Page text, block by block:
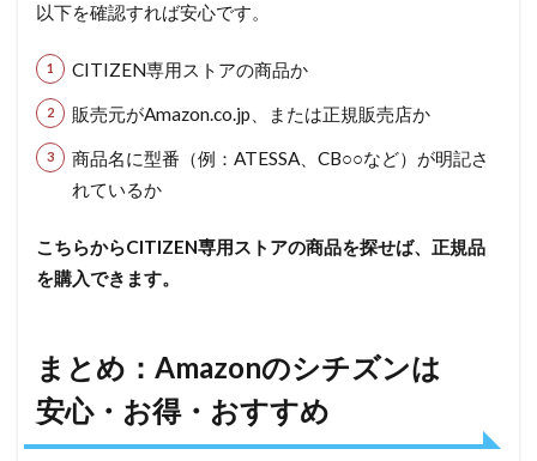
以下を確認すれば安心です。
CITIZEN専用ストアの商品か
販売元がAmazon.co.jp、または正規販売店か
商品名に型番（例：ATESSA、CB○○など）が明記さ
れているか
こちらからCITIZEN専用ストアの商品を探せば、正規品
を購入できます。
まとめ：Amazonのシチズンは
安心・お得・おすすめ